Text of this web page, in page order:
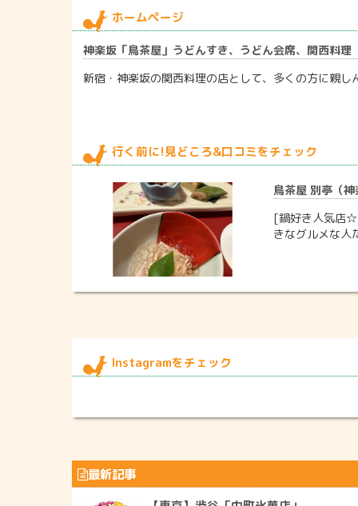
ホームページ
神楽坂「鳥茶屋」うどんすき、うどん会席、関西料理
新宿・神楽坂の関西料理の店として、多くの方に親
行く前に!見どころ&口コミをチェック
鳥茶屋 別亭（
[鍋好き人気店
きなグルメな人
Instagramをチェック
最新記事